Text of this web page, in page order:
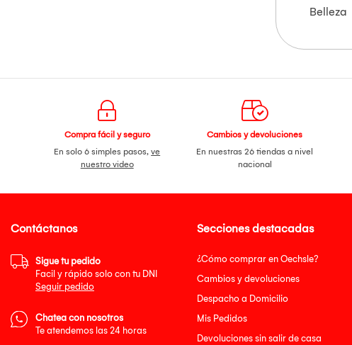
Belleza
Compra fácil y seguro
En solo 6 simples pasos,ve
nuestro video
Cambios y devoluciones
En nuestras 26 tiendas a nivel
nacional
Secciones destacadas
¿Cómo comprar en Oechsle?
Cambios y devoluciones
Despacho a Domicilio
Mis Pedidos
Devoluciones sin salir de casa
Contáctanos
Sigue tu pedido
Facil y rápido solo con tu DNI
Seguir pedido
Chatea con nosotros
Te atendemos las 24 horas